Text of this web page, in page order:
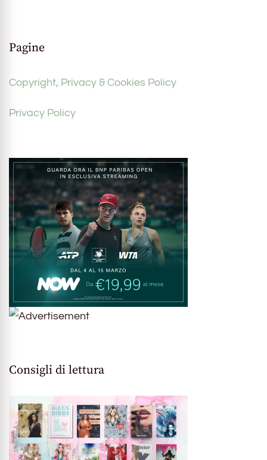
Pagine
Copyright, Privacy & Cookies Policy
Privacy Policy
Consigli di lettura